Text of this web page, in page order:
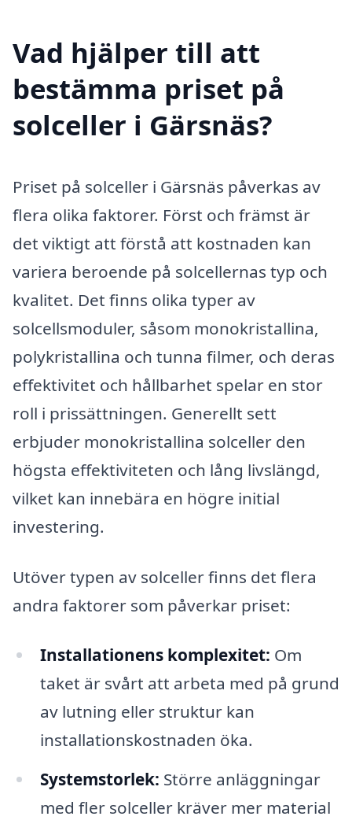
Vad hjälper till att
bestämma priset på
solceller i Gärsnäs?
Priset på solceller i Gärsnäs påverkas av
flera olika faktorer. Först och främst är
det viktigt att förstå att kostnaden kan
variera beroende på solcellernas typ och
kvalitet. Det finns olika typer av
solcellsmoduler, såsom monokristallina,
polykristallina och tunna filmer, och deras
effektivitet och hållbarhet spelar en stor
roll i prissättningen. Generellt sett
erbjuder monokristallina solceller den
högsta effektiviteten och lång livslängd,
vilket kan innebära en högre initial
investering.
Utöver typen av solceller finns det flera
andra faktorer som påverkar priset:
Installationens komplexitet: Om
taket är svårt att arbeta med på grund
av lutning eller struktur kan
installationskostnaden öka.
Systemstorlek: Större anläggningar
med fler solceller kräver mer material